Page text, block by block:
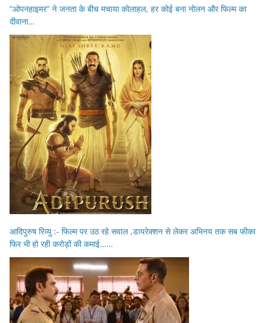
“ओपनहाइमर” ने जनता के बीच मचाया कोलाहल, हर कोई बना नोलन और फिल्म का
दीवाना…
आदिपुरुष रिव्यु :- फिल्म पर उठ रहे सवाल ,डायरेक्शन से लेकर अभिनय तक सब फीका
फिर भी हो रही करोड़ों की कमाई……